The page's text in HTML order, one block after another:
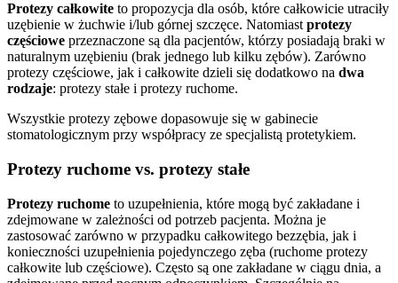
Protezy całkowite to propozycja dla osób, które całkowicie utraciły
uzębienie w żuchwie i/lub górnej szczęce. Natomiast protezy
częściowe przeznaczone są dla pacjentów, którzy posiadają braki w
naturalnym uzębieniu (brak jednego lub kilku zębów). Zarówno
protezy częściowe, jak i całkowite dzieli się dodatkowo na dwa
rodzaje: protezy stałe i protezy ruchome.
Wszystkie protezy zębowe dopasowuje się w gabinecie
stomatologicznym przy współpracy ze specjalistą protetykiem.
Protezy ruchome vs. protezy stałe
Protezy ruchome to uzupełnienia, które mogą być zakładane i
zdejmowane w zależności od potrzeb pacjenta. Można je
zastosować zarówno w przypadku całkowitego bezzębia, jak i
konieczności uzupełnienia pojedynczego zęba (ruchome protezy
całkowite lub częściowe). Często są one zakładane w ciągu dnia, a